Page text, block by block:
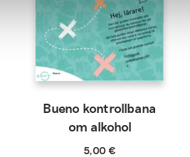
Bueno kontrollbana
om alkohol
5,00 €